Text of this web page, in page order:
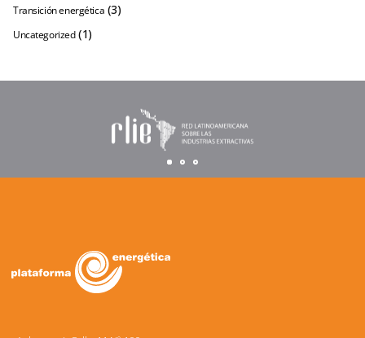
Transición energética (3)
Uncategorized (1)